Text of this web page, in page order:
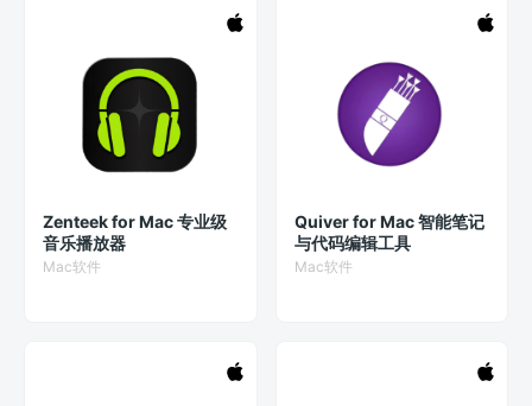
Zenteek for Mac 专业级
音乐播放器
Mac软件
Quiver for Mac 智能笔记
与代码编辑工具
Mac软件